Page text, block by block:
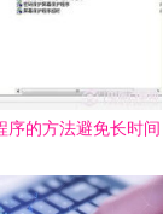
序的方法避免长时间